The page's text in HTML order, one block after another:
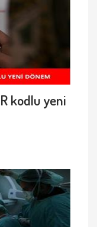
kodlu yeni